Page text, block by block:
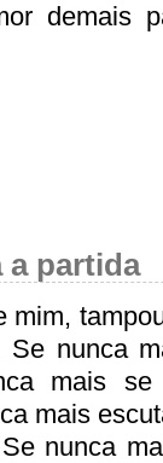
demais
a partida
mim,
Se nunca
mais se
mais
nunca